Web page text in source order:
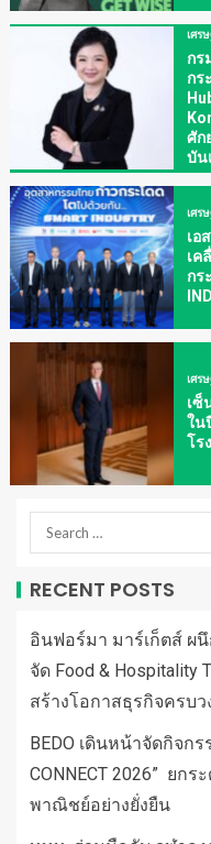
เศร
กร
กร
ศัก
บัน
เศร
เอ
เค
กร
เศร
เซ็
ใน
โร
RECENT POSTS
อินฟอร์มา มาร์เก็ตส์ ผ
จัด Food & Hospitality
สร้างโอกาสธุรกิจครบว
BEDO เดินหน้าจัดกิจกร
CONNECT 2026” ยก
พาณิชย์อย่างยั่งยืน